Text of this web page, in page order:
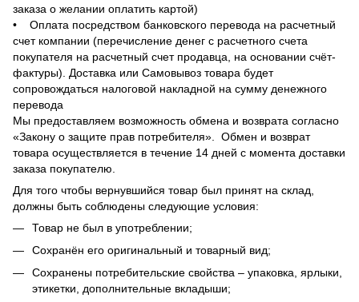
заказа о желании оплатить картой)
• Оплата посредством банковского перевода на расчетный
счет компании (перечисление денег с расчетного счета
покупателя на расчетный счет продавца, на основании счёт-
фактуры). Доставка или Самовывоз товара будет
сопровождаться налоговой накладной на сумму денежного
перевода
Мы предоставляем возможность обмена и возврата согласно
«Закону о защите прав потребителя». Обмен и возврат
товара осуществляется в течение 14 дней с момента доставки
заказа покупателю.
Для того чтобы вернувшийся товар был принят на склад,
должны быть соблюдены следующие условия:
Товар не был в употреблении;
Сохранён его оригинальный и товарный вид;
Сохранены потребительские свойства – упаковка, ярлыки,
этикетки, дополнительные вкладыши;